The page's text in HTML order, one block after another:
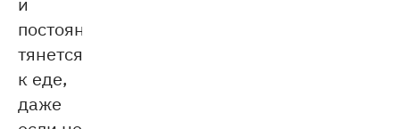
постоянно
тянется
к еде,
даже